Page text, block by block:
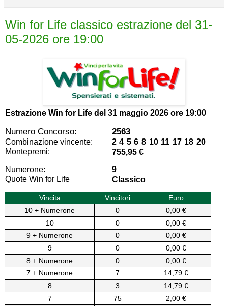
Win for Life classico estrazione del 31-
05-2026 ore 19:00
Estrazione Win for Life del 31 maggio 2026 ore 19:00
Numero Concorso: 2563
Combinazione vincente:
2 4 5 6 8 10 11 17 18 20
Montepremi:
755,95 €
Numerone:
9
Quote Win for Life
Classico
Vincita Vincitori
Euro
10 + Numerone
0
0,00 €
10
0
0,00 €
9 + Numerone
0
0,00 €
9
0
0,00 €
8 + Numerone
0
0,00 €
7 + Numerone
7
14,79 €
8
3
14,79 €
7
75
2,00 €